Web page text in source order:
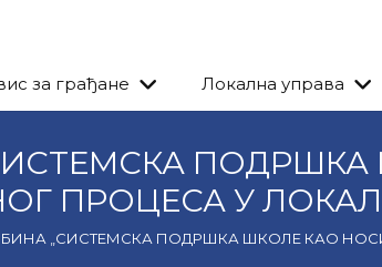
за грађане Локална управа
ПРОЦЕСА У
„СИСТЕМСКА ПОДРШКА ШКОЛЕ КАО